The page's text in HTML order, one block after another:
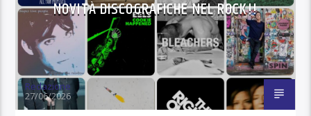
NOVITÀ DISCOGRAFICHE NEL ROCK!!
Redazione
27/06/2026